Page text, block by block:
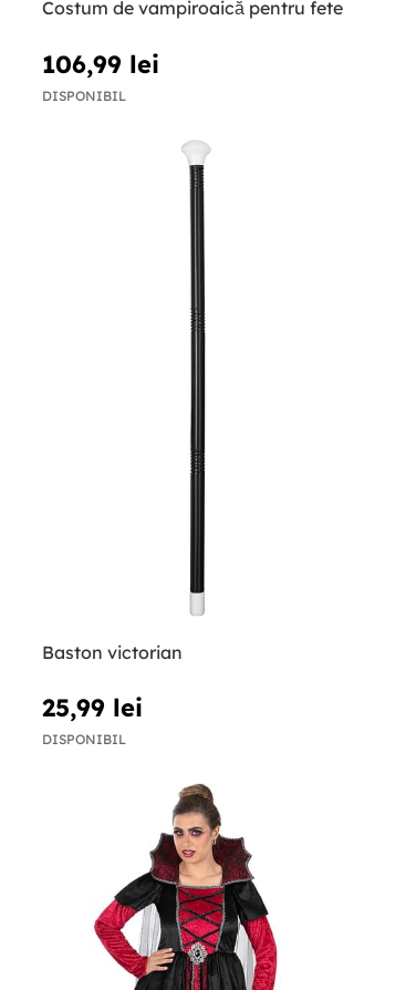
Costum de vampiroaică pentru fete
106,99 lei
DISPONIBIL
Baston victorian
25,99 lei
DISPONIBIL